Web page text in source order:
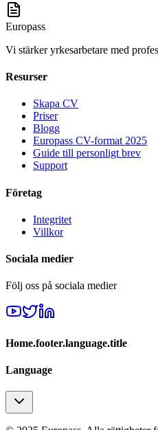
Europass
Vi stärker yrkesarbetare med
Resurser
Skapa CV
Priser
Blogg
Europass CV-format 2025
Guide till personligt brev
Support
Företag
Integritet
Villkor
Sociala medier
Följ oss på sociala medier
Home.footer.language.title
Language